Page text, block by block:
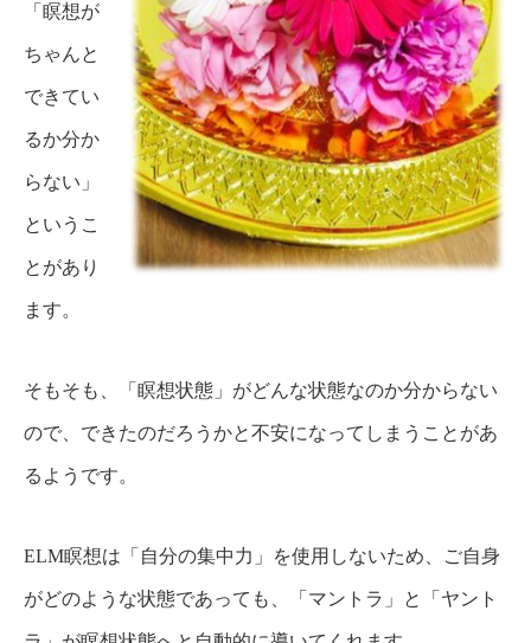
「瞑想が
ちゃんと
できてい
るか分か
らない」
というこ
とがあり
ます。
そもそも、「瞑想状態」がどんな状態なのか分からない
ので、できたのだろうかと不安になってしまうことがあ
るようです。
ELM瞑想は「自分の集中力」を使用しないため、ご自身
がどのような状態であっても、「マントラ」と「ヤント